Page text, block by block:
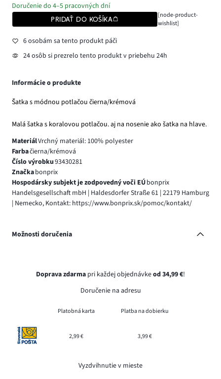
Doručenie do 4–5 pracovných dní
PRIDAŤ DO KOŠÍKA
[node-product-
wishlist]
6 osobám sa tento produkt páči
24 osôb si prezrelo tento produkt v priebehu 24h
Informácie o produkte
Šatka s módnou potlačou čierna/krémová
Malá šatka s koralovou potlačou. aj na nosenie ako šatka na hlave.
MateriálVrchný materiál: 100% polyester
Farbačierna/krémová
Číslo výrobku93430281
Značkabonprix
Hospodársky subjekt je zodpovedný voči EÚbonprix
Handelsgesellschaft mbH | Haldesdorfer Straße 61 | 22179 Hamburg
| Nemecko, Kontakt: https://www.bonprix.sk/pomoc/kontakt/
Možnosti doručenia
Doprava zdarma pri každej objednávkeod 34,99 €!
Doručenie na adresu
Platobná karta Platba na dobierku
2,99 € 3,99 €
Vyzdvihnutie v mieste